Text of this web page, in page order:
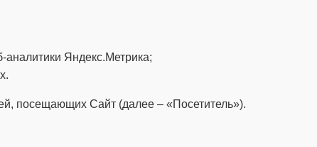
Яндекс.Метрика;
посещающих Сайт (далее – «Посетитель»).